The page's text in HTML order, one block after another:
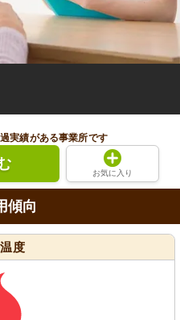
実績がある事業所です
お気に入り
傾向
度